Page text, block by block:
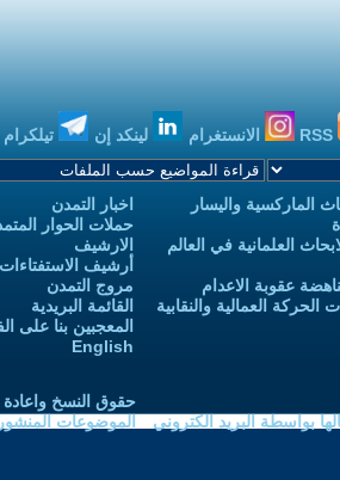
الانستغرام لينكد إن تيلكرام
الماركسية واليسار
العلمانية في العالم
عقوبة الاعدام
العمالية والنقابية
اخبار التمدن
حملات الحوار
الارشيف
أرشيف الاستفتاءات
مروج التمدن
القائمة البريدية
المعجبين بنا على
English
بواسطة البريد الكتروني
حقوق النسخ واعادة
الموضوعات